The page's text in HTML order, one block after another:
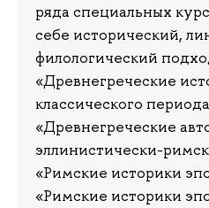
ряда специальных
себе исторический,
филологический
«Древнегреческие
классического
«Древнегреческие
эллинистически-
«Римские историки
«Римские историки